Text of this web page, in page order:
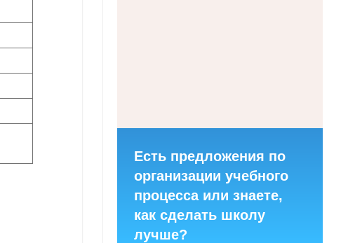
Есть предложения по
организации учебного
процесса или знаете,
как сделать школу
лучше?